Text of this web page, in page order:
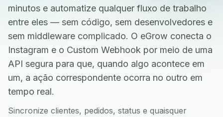
minutos e automatize qualquer fluxo de trabalho
entre eles — sem código, sem desenvolvedores e
sem middleware complicado. O eGrow conecta o
Instagram e o Custom Webhook por meio de uma
API segura para que, quando algo acontece em
um, a ação correspondente ocorra no outro em
tempo real.
Sincronize clientes, pedidos, status e quaisquer